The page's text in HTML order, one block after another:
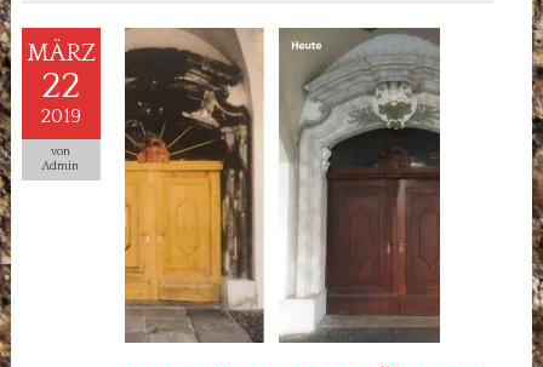
MÄRZ
22
2019
von
Admin